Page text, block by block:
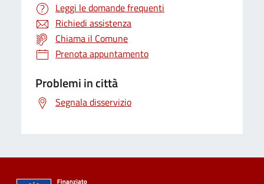
Leggi le domande frequenti
Richiedi assistenza
Chiama il Comune
Prenota appuntamento
Problemi in città
Segnala disservizio